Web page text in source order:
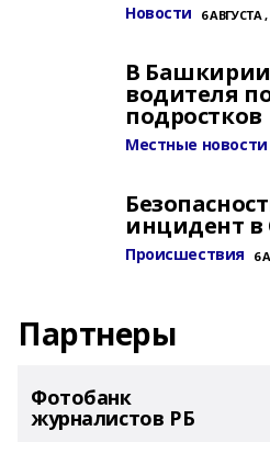
Новости 6 АВГУСТА ,
В Башкирии
водителя
подростков
Местные новости
инцидент в
Происшествия 6
Партнеры
Фотобанк
журналистов РБ